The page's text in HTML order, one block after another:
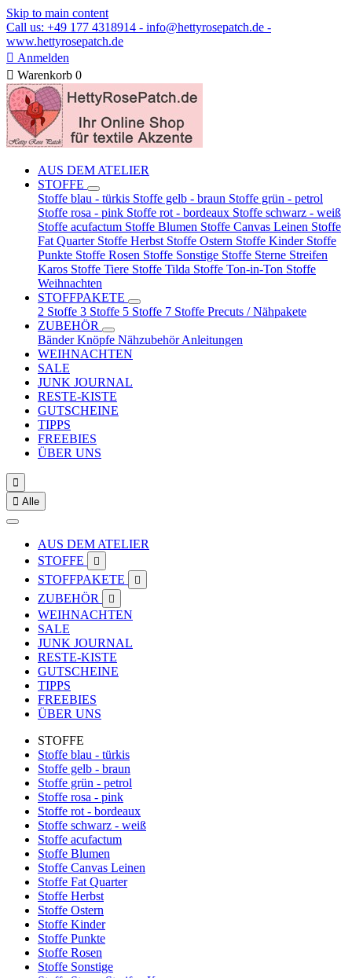
Skip to main content
Call us: +49 177 4318914 - info@hettyrosepatch.de -
www.hettyrosepatch.de
 Anmelden
 Warenkorb 0
AUS DEM ATELIER
STOFFE
Stoffe blau - türkis Stoffe gelb - braun Stoffe grün - petrol
Stoffe rosa - pink Stoffe rot - bordeaux Stoffe schwarz - weiß
Stoffe acufactum Stoffe Blumen Stoffe Canvas Leinen Stoffe
Fat Quarter Stoffe Herbst Stoffe Ostern Stoffe Kinder Stoffe
Punkte Stoffe Rosen Stoffe Sonstige Stoffe Sterne Streifen
Karos Stoffe Tiere Stoffe Tilda Stoffe Ton-in-Ton Stoffe
Weihnachten
STOFFPAKETE
2 Stoffe 3 Stoffe 5 Stoffe 7 Stoffe Precuts / Nähpakete
ZUBEHÖR
BänderKnöpfe NähzubehörAnleitungen
WEIHNACHTEN
SALE
JUNK JOURNAL
RESTE-KISTE
GUTSCHEINE
TIPPS
FREEBIES
ÜBER UNS

 Alle
AUS DEM ATELIER
STOFFE

STOFFPAKETE 
ZUBEHÖR 
WEIHNACHTEN
SALE
JUNK JOURNAL
RESTE-KISTE
GUTSCHEINE
TIPPS
FREEBIES
ÜBER UNS
STOFFE
Stoffe blau - türkis
Stoffe gelb - braun
Stoffe grün - petrol
Stoffe rosa - pink
Stoffe rot - bordeaux
Stoffe schwarz - weiß
Stoffe acufactum
Stoffe Blumen
Stoffe Canvas Leinen
Stoffe Fat Quarter
Stoffe Herbst
Stoffe Ostern
Stoffe Kinder
Stoffe Punkte
Stoffe Rosen
Stoffe Sonstige